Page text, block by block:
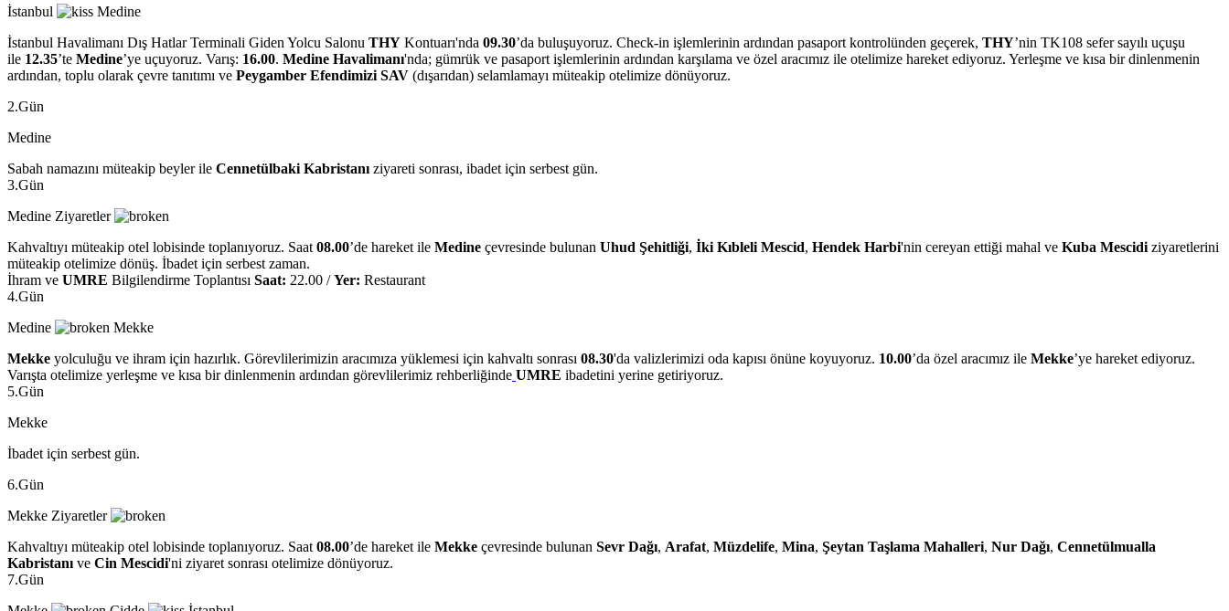
İstanbul
Medine
İstanbul Havalimanı Dış Hatlar Terminali Giden Yolcu Salonu THY Kontuarı'nda 09.30’da buluşuyoruz. Check-in işlemlerinin ardından pasaport kontrolünden geçerek, THY’nin TK108 sefer sayılı uçuşu
ile 12.35’te Medine’ye uçuyoruz. Varış: 16.00. Medine Havalimanı'nda; gümrük ve pasaport işlemlerinin ardından karşılama ve özel aracımız ile otelimize hareket ediyoruz. Yerleşme ve kısa bir dinlenmenin
ardından, toplu olarak çevre tanıtımı ve Peygamber Efendimizi SAV (dışarıdan) selamlamayı müteakip otelimize dönüyoruz.
2.Gün
Medine
Sabah namazını müteakip beyler ile Cennetülbaki Kabristanı ziyareti sonrası, ibadet için serbest gün.
3.Gün
Medine Ziyaretler
Kahvaltıyı müteakip otel lobisinde toplanıyoruz. Saat 08.00’de hareket ile Medine çevresinde bulunan Uhud Şehitliği, İki Kıbleli Mescid, Hendek Harbi'nin cereyan ettiği mahal ve Kuba Mescidi ziyaretlerini
müteakip otelimize dönüş. İbadet için serbest zaman.
İhram ve UMRE Bilgilendirme Toplantısı Saat: 22.00 /Yer: Restaurant
4.Gün
Medine
Mekke
Mekke yolculuğu ve ihram için hazırlık. Görevlilerimizin aracımıza yüklemesi için kahvaltı sonrası 08.30'da valizlerimizi oda kapısı önüne koyuyoruz. 10.00’da özel aracımız ile Mekke’ye hareket ediyoruz.
Varışta otelimize yerleşme ve kısa bir dinlenmenin ardından görevlilerimiz rehberliğinde UMRE ibadetini yerine getiriyoruz.
5.Gün
Mekke
İbadet için serbest gün.
6.Gün
Mekke Ziyaretler
Kahvaltıyı müteakip otel lobisinde toplanıyoruz. Saat 08.00’de hareket ile Mekke çevresinde bulunan Sevr Dağı, Arafat, Müzdelife, Mina, Şeytan Taşlama Mahalleri, Nur Dağı, Cennetülmualla
Kabristanı ve Cin Mescidi'ni ziyaret sonrası otelimize dönüyoruz.
7.Gün